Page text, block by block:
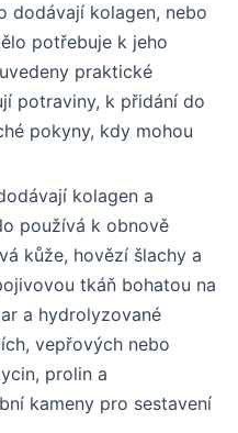
dodávají kolagen, nebo
potřebuje k jeho
praktické
potraviny, k přidání do
pokyny, kdy mohou
kolagen a
používá k obnově
kůže, hovězí šlachy a
tkáň bohatou na
a hydrolyzované
vepřových nebo
prolin a
kameny pro sestavení